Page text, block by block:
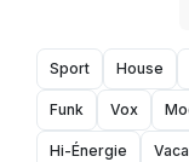
Sport House
Funk Vox
Hi-Énergie